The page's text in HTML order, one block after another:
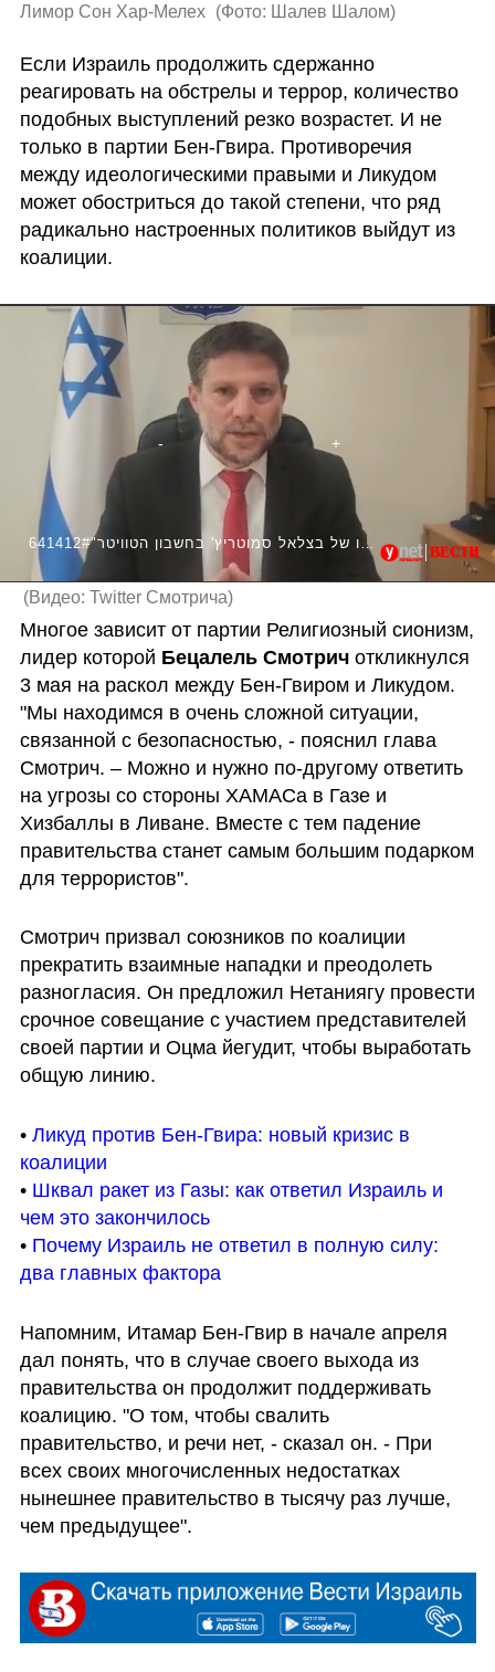
Лимор Сон Хар-Мелех (Фото: Шалев Шалом)
Если Израиль продолжить сдержанно
реагировать на обстрелы и террор, количество
подобных выступлений резко возрастет. И не
только в партии Бен-Гвира. Противоречия
между идеологическими правыми и Ликудом
может обостриться до такой степени, что ряд
радикально настроенных политиков выйдут из
коалиции.
641412#"חבריי ושותפיי לממשלה ולקואליציה, בואו נרגיע!" דבריו של בצלאל סמוטריץ' בחשבון הטוויטר
(Видео: Twitter Смотрича)
Многое зависит от партии Религиозный сионизм,
лидер которой Бецалель Смотрич откликнулся
3 мая на раскол между Бен-Гвиром и Ликудом.
"Мы находимся в очень сложной ситуации,
связанной с безопасностью, - пояснил глава
Смотрич. – Можно и нужно по-другому ответить
на угрозы со стороны ХАМАСа в Газе и
Хизбаллы в Ливане. Вместе с тем падение
правительства станет самым большим подарком
для террористов".
Смотрич призвал союзников по коалиции
прекратить взаимные нападки и преодолеть
разногласия. Он предложил Нетаниягу провести
срочное совещание с участием представителей
своей партии и Оцма йегудит, чтобы выработать
общую линию.
• Ликуд против Бен-Гвира: новый кризис в
коалиции
• Шквал ракет из Газы: как ответил Израиль и
чем это закончилось
• Почему Израиль не ответил в полную силу:
два главных фактора
Напомним, Итамар Бен-Гвир в начале апреля
дал понять, что в случае своего выхода из
правительства он продолжит поддерживать
коалицию. "О том, чтобы свалить
правительство, и речи нет, - сказал он. - При
всех своих многочисленных недостатках
нынешнее правительство в тысячу раз лучше,
чем предыдущее".